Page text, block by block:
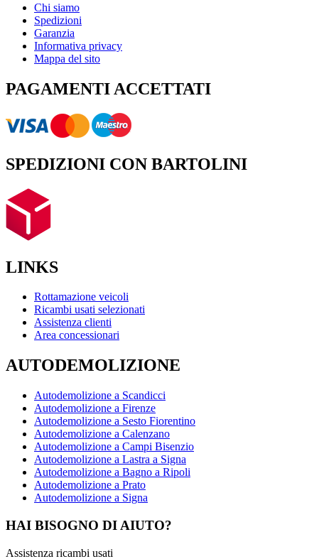
Chi siamo
Spedizioni
Garanzia
Informativa privacy
Mappa del sito
PAGAMENTI ACCETTATI
SPEDIZIONI CON BARTOLINI
LINKS
Rottamazione veicoli
Ricambi usati selezionati
Assistenza clienti
Area concessionari
AUTODEMOLIZIONE
Autodemolizione a Scandicci
Autodemolizione a Firenze
Autodemolizione a Sesto Fiorentino
Autodemolizione a Calenzano
Autodemolizione a Campi Bisenzio
Autodemolizione a Lastra a Signa
Autodemolizione a Bagno a Ripoli
Autodemolizione a Prato
Autodemolizione a Signa
HAI BISOGNO DI AIUTO?
Assistenza ricambi usati